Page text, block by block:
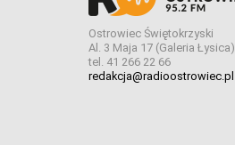
Ostrowiec Świętokrzyski
Al. 3 Maja 17 (Galeria Łysica)
tel. 41 266 22 66
redakcja@radioostrowiec.pl